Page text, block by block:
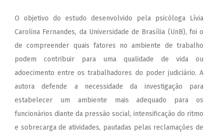
O objetivo do estudo desenvolvido pela psicóloga Lívia
Carolina Fernandes, da Universidade de Brasília (UnB), foi o
de compreender quais fatores no ambiente de trabalho
podem contribuir para uma qualidade de vida ou
adoecimento entre os trabalhadores do poder judiciário. A
autora defende a necessidade da investigação para
estabelecer um ambiente mais adequado para os
funcionários diante da pressão social, intensificação do ritmo
e sobrecarga de atividades, pautadas pelas reclamações de